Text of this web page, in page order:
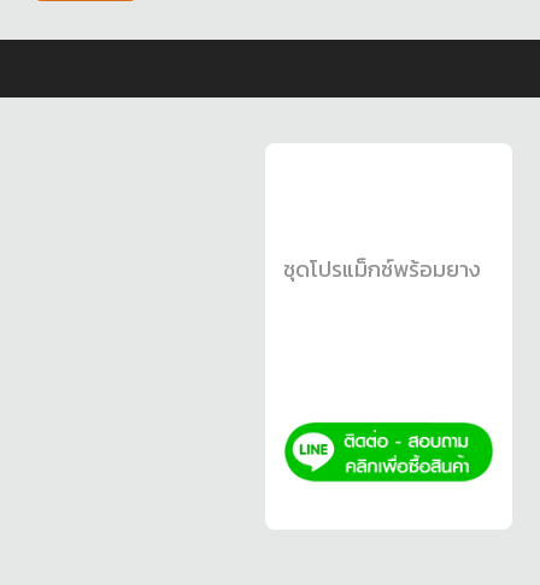
ชุดโปรแม็กซ์พร้อมยาง